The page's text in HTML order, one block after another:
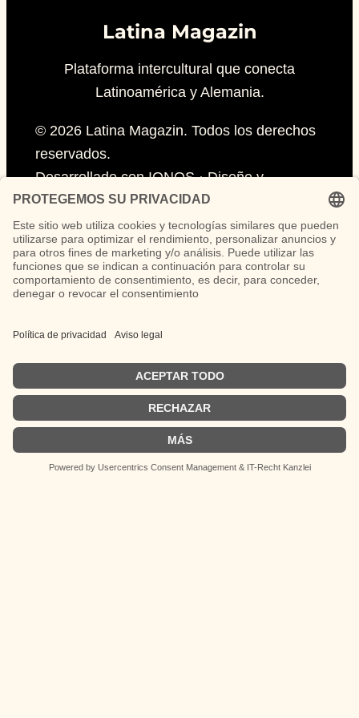
Latina Magazin
Plataforma intercultural que conecta
Latinoamérica y Alemania.
© 2026 Latina Magazin. Todos los derechos
reservados.
Desarrollado con IONOS · Diseño y
contenido por F1 Assistent
Las opiniones vertidas en los artículos de
opinión son responsabilidad exclusiva de sus
línea editorial de Latina Magazin.
Páginas
Impressum
Políticas de privacidad
Spanish